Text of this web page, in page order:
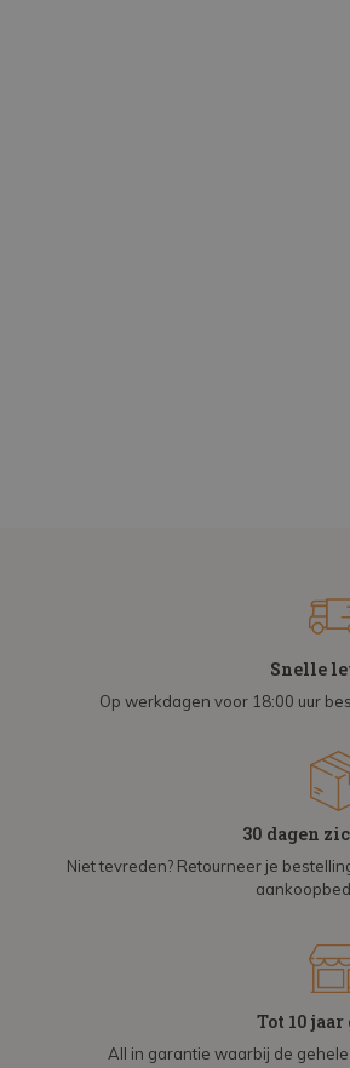
Snelle
Op werkdagen voor 18:00 uur
30 dagen
Niet tevreden? Retourneer je
Tot 10
All in garantie waarbij de